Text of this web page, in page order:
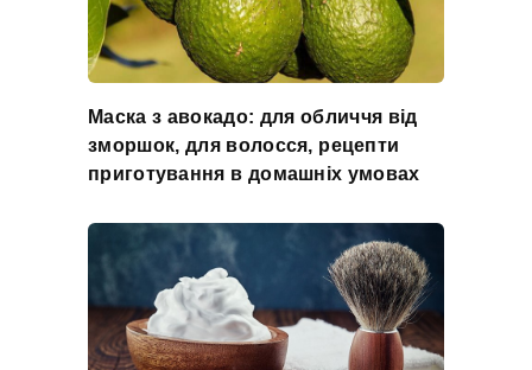
Маска з авокадо: для обличчя від
зморшок, для волосся, рецепти
приготування в домашніх умовах